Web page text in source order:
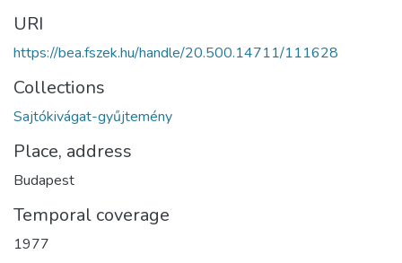
URI
https://bea.fszek.hu/handle/20.500.14711/111628
Collections
Sajtókivágat-gyűjtemény
Place, address
Budapest
Temporal coverage
1977